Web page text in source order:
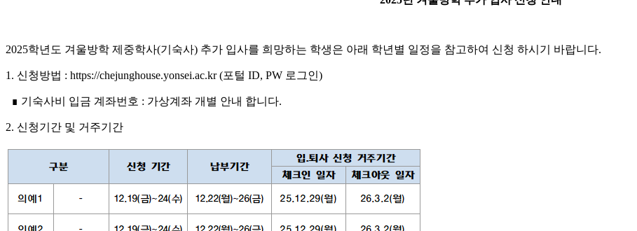
2025학년도 겨울방학 제중학사(기숙사) 추가 입사를 희망하는 학생은 아래 학년별 일정을 참고하여 신청 하시기 바랍니다.
1. 신청방법 : https://chejunghouse.yonsei.ac.kr (포털 ID, PW 로그인)
∎ 기숙사비 입금 계좌번호 : 가상계좌 개별 안내 합니다.
2. 신청기간 및 거주기간